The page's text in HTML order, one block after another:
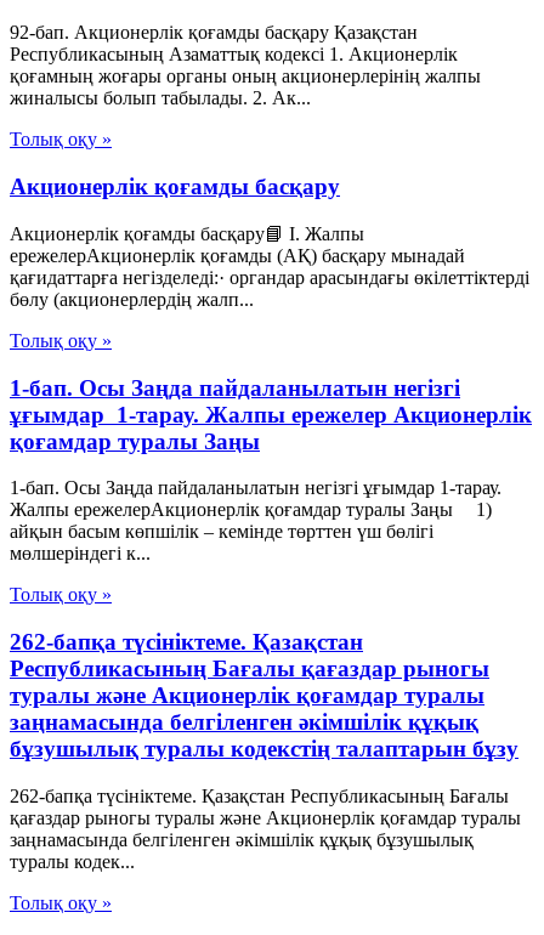
92-бап. Акционерлiк қоғамды басқару Қазақстан
Республикасының Азаматтық кодексi 1. Акционерлiк
қоғамның жоғары органы оның акционерлерiнiң жалпы
жиналысы болып табылады. 2. Ак...
Толық оқу »
Акционерлік қоғамды басқару
Акционерлік қоғамды басқару📘 I. Жалпы
ережелерАкционерлік қоғамды (АҚ) басқару мынадай
қағидаттарға негізделеді:· органдар арасындағы өкілеттіктерді
бөлу (акционерлердің жалп...
Толық оқу »
1-бап. Осы Заңда пайдаланылатын негізгі
ұғымдар 1-тарау. Жалпы ережелер Акционерлік
қоғамдар туралы Заңы
1-бап. Осы Заңда пайдаланылатын негізгі ұғымдар 1-тарау.
Жалпы ережелерАкционерлік қоғамдар туралы Заңы 1)
айқын басым көпшілік – кемінде төрттен үш бөлігі
мөлшеріндегі к...
Толық оқу »
262-бапқа түсініктеме. Қазақстан
Республикасының Бағалы қағаздар рыногы
туралы және Акционерлік қоғамдар туралы
заңнамасында белгіленген әкімшілік құқық
бұзушылық туралы кодекстің талаптарын бұзу
262-бапқа түсініктеме. Қазақстан Республикасының Бағалы
қағаздар рыногы туралы және Акционерлік қоғамдар туралы
заңнамасында белгіленген әкімшілік құқық бұзушылық
туралы кодек...
Толық оқу »